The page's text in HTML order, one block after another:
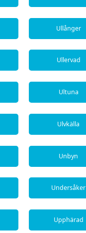
Ullånger
Ullervad
Ultuna
Ulvkälla
Unbyn
Undersåker
Upphärad